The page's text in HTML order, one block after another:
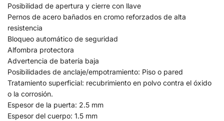
Posibilidad de apertura y cierre con llave
Pernos de acero bañados en cromo reforzados de alta
resistencia
Bloqueo automático de seguridad
Alfombra protectora
Advertencia de batería baja
Posibilidades de anclaje/empotramiento: Piso o pared
Tratamiento superficial: recubrimiento en polvo contra el óxido
o la corrosión.
Espesor de la puerta: 2.5 mm
Espesor del cuerpo: 1.5 mm